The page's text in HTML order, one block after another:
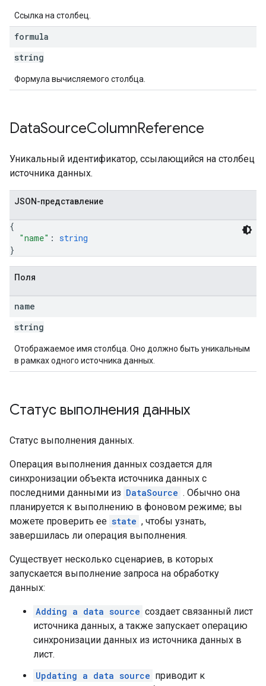
Ссылка на столбец.
formula
string
Формула вычисляемого столбца.
DataSourceColumnReference
Уникальный идентификатор, ссылающийся на столбец
источника данных.
JSON-представление
{
"name" : string
}
Поля
name
string
Отображаемое имя столбца. Оно должно быть уникальным
в рамках одного источника данных.
Статус выполнения данных
Статус выполнения данных.
Операция выполнения данных создается для
синхронизации объекта источника данных с
последними данными из DataSource . Обычно она
планируется к выполнению в фоновом режиме; вы
можете проверить ее state , чтобы узнать,
завершилась ли операция выполнения.
Существует несколько сценариев, в которых
запускается выполнение запроса на обработку
данных:
Adding a data source создает связанный лист
источника данных, а также запускает операцию
синхронизации данных из источника данных в
лист.
Updating a data source приводит к